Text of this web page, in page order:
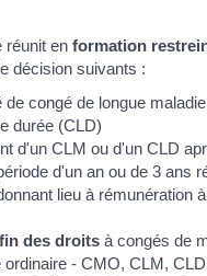
réunit enformation
décision suivants :
de congé de longue
durée (CLD)
d'un CLM ou d'un CLD
d'un an ou de 3 ans
lieu à rémunération
des droits à congés de
ordinaire - CMO, CLM,